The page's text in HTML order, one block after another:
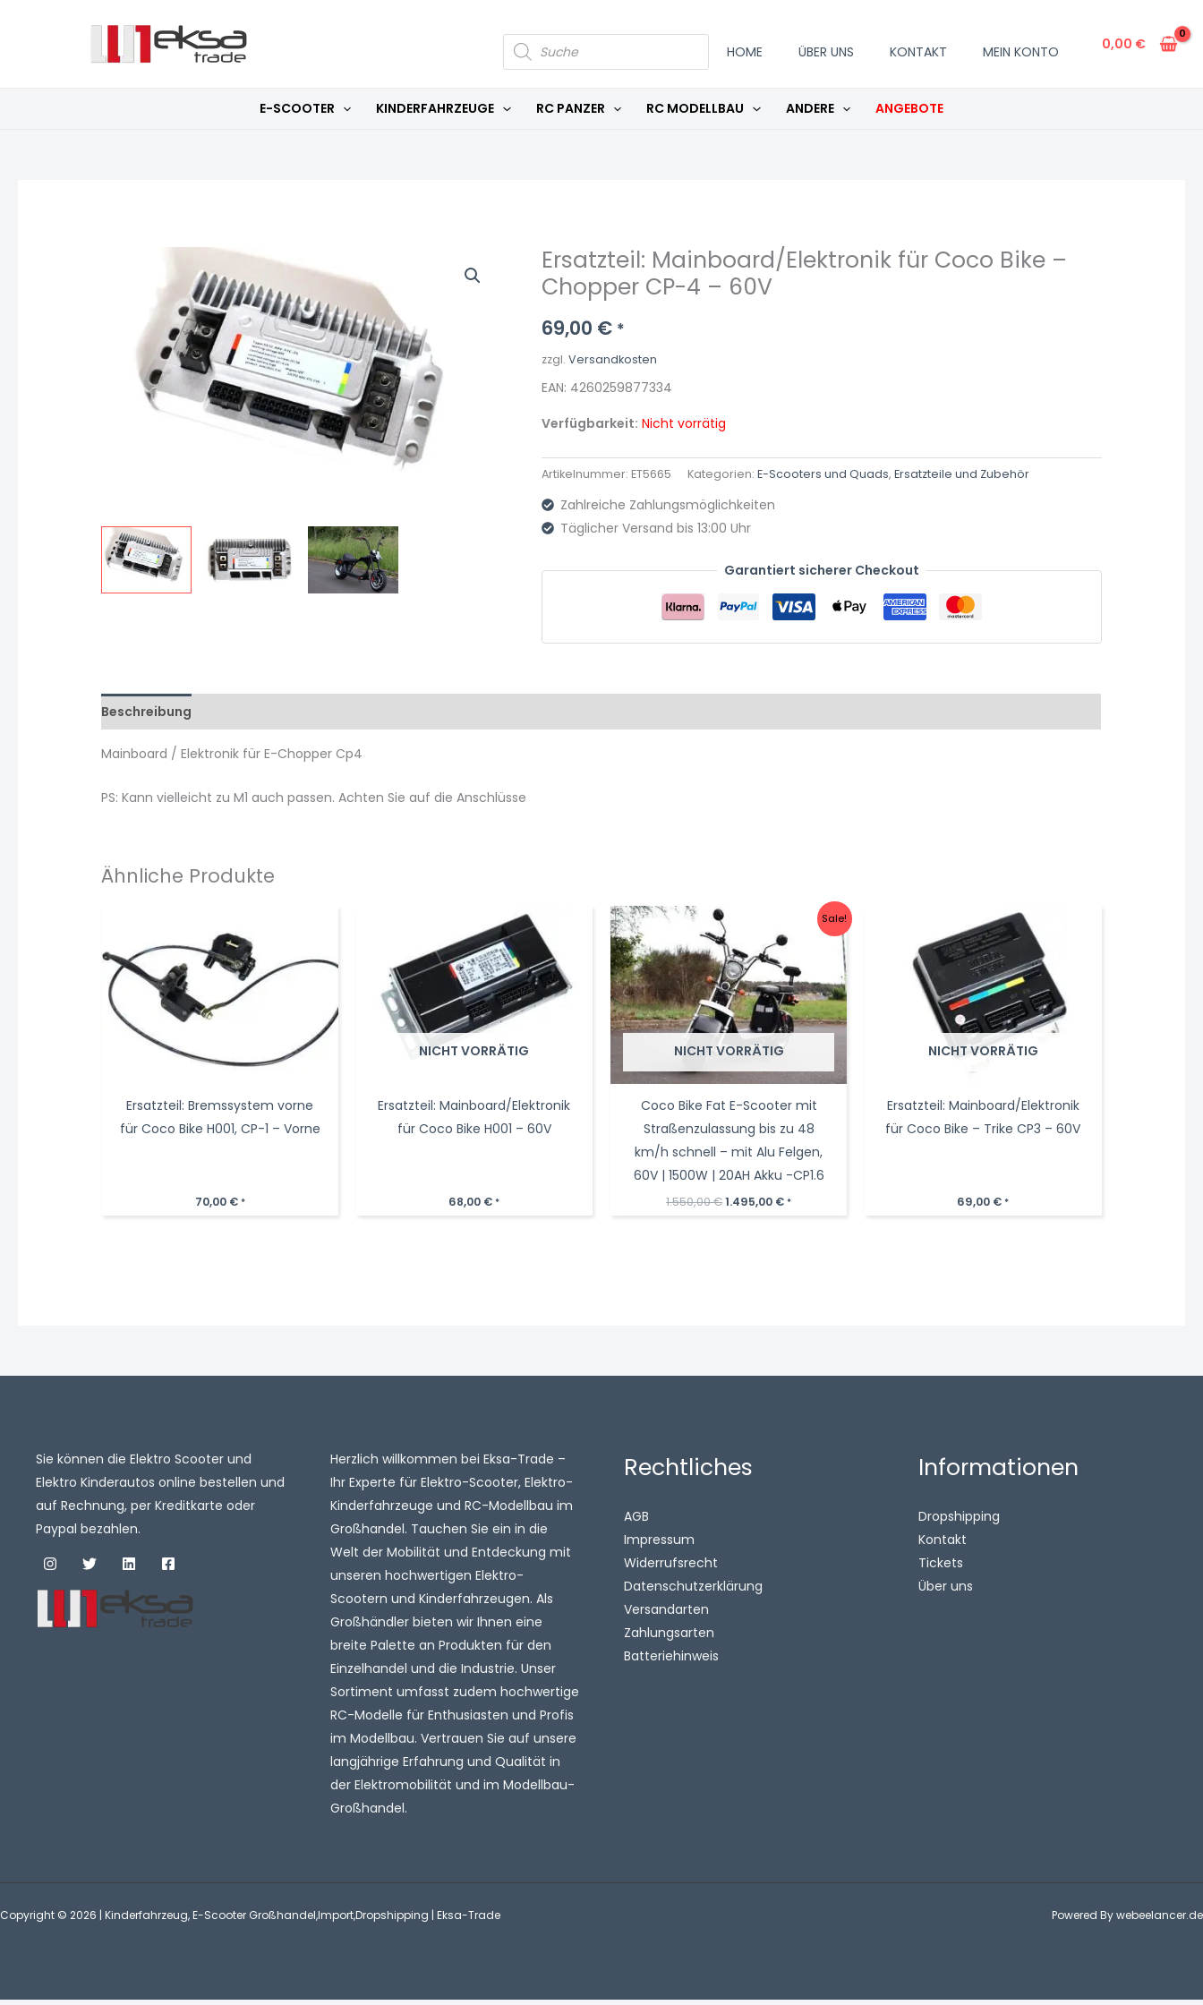
PRODUCTS
SEARCH HOME ÜBER UNS KONTAKT MEIN KONTO 0,00 €
E-SCOOTER KINDERFAHRZEUGE RC PANZER RC MODELLBAU ANDERE ANGEBOTE
Ersatzteil: Mainboard/Elektronik für Coco Bike –
Chopper CP-4 – 60V
69,00 € *
zzgl. Versandkosten
EAN: 4260259877334
Verfügbarkeit: Nicht vorrätig
Artikelnummer: ET5665 Kategorien: E-Scooters und Quads, Ersatzteile und Zubehör
Zahlreiche Zahlungsmöglichkeiten
Täglicher Versand bis 13:00 Uhr
Garantiert sicherer Checkout
Beschreibung
Mainboard / Elektronik für E-Chopper Cp4
PS: Kann vielleicht zu M1 auch passen. Achten Sie auf die Anschlüsse
Ähnliche Produkte
Ersatzteil: Bremssystem vorne
für Coco Bike H001, CP-1 – Vorne
70,00 € *
NICHT VORRÄTIG
Ersatzteil: Mainboard/Elektronik
für Coco Bike H001 – 60V
68,00 € *
Sale!
NICHT VORRÄTIG
Coco Bike Fat E-Scooter mit
Straßenzulassung bis zu 48
km/h schnell – mit Alu Felgen,
60V | 1500W | 20AH Akku -CP1.6
1.550,00€Ursprünglicher
1.495,00 €Aktueller
*
NICHT VORRÄTIG
Ersatzteil: Mainboard/Elektronik
für Coco Bike – Trike CP3 – 60V
69,00 € *
Sie können die Elektro Scooter und
Elektro Kinderautos online bestellen und
auf Rechnung, per Kreditkarte oder
Paypal bezahlen.
Herzlich willkommen bei Eksa-Trade –
Ihr Experte für Elektro-Scooter, Elektro-
Kinderfahrzeuge und RC-Modellbau im
Großhandel. Tauchen Sie ein in die
Welt der Mobilität und Entdeckung mit
unseren hochwertigen Elektro-
Scootern und Kinderfahrzeugen. Als
Großhändler bieten wir Ihnen eine
breite Palette an Produkten für den
Einzelhandel und die Industrie. Unser
Sortiment umfasst zudem hochwertige
RC-Modelle für Enthusiasten und Profis
im Modellbau. Vertrauen Sie auf unsere
langjährige Erfahrung und Qualität in
der Elektromobilität und im Modellbau-
Großhandel.
Rechtliches
AGB
Impressum
Widerrufsrecht
Datenschutzerklärung
Versandarten
Zahlungsarten
Batteriehinweis
Informationen
Dropshipping
Kontakt
Tickets
Über uns
Copyright © 2026 | Kinderfahrzeug, E-Scooter Großhandel,Import,Dropshipping | Eksa-Trade Powered Bywebeelancer.de